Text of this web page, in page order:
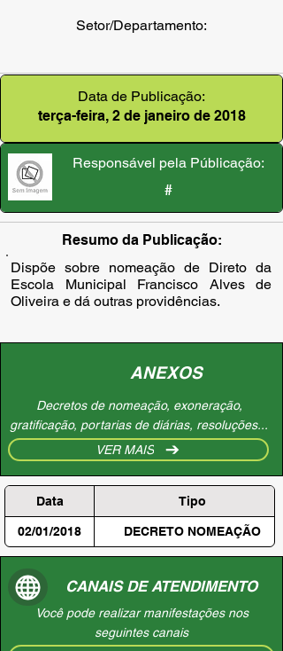
Setor/Departamento:
Data de Publicação:
terça-feira, 2 de janeiro de 2018
Responsável pela Públicação:
#
Resumo da Publicação:
Dispõe sobre nomeação de Direto da
Escola Municipal Francisco Alves de
Oliveira e dá outras providências.
ANEXOS
Decretos de nomeação, exoneração,
gratificação, portarias de diárias, resoluções...
VER MAIS
Data Tipo
02/01/2018 DECRETO NOMEAÇÃO
CANAIS DE ATENDIMENTO
Você pode realizar manifestações nos
seguintes canais